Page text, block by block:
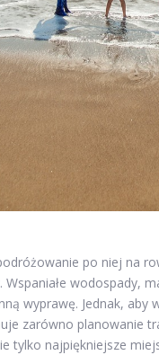
po niej na
Wspaniałe wodospady,
wyprawę. Jednak, aby
zarówno planowanie
tylko najpiękniejsze